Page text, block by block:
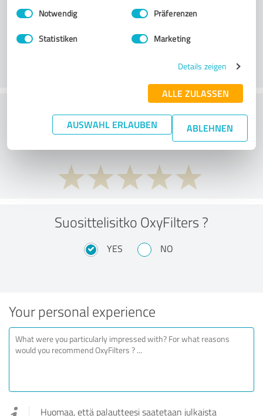
Impressum Datenschutzbestimmungen
Einwilligungsauswahl
Notwendig Präferenzen
Statistiken Marketing
Details zeigen
ALLE ZULASSEN
AUSWAHL ERLAUBEN ABLEHNEN
Asiakaspalvelu
What do you think of the price to
performance ratio?
Suosittelisitko OxyFilters ?
YES NO
Your personal experience
Huomaa, että palautteesi saatetaan julkaista